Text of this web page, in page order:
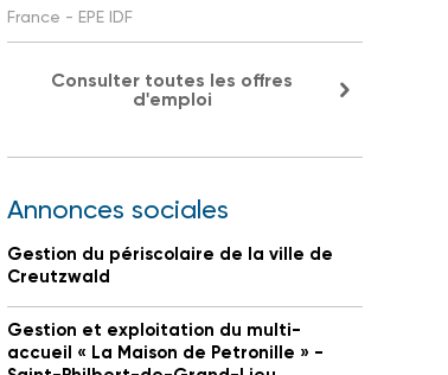
France - EPE IDF
Consulter toutes les offres
d'emploi
Annonces sociales
Gestion du périscolaire de la ville de
Creutzwald
Gestion et exploitation du multi-
accueil « La Maison de Petronille » -